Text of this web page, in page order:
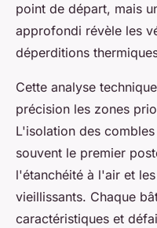
point de départ, mais
approfondi révèle les
déperditions
Cette analyse
précision les zones
L'isolation des
souvent le premier
l'étanchéité à l'air et
vieillissants. Chaque
caractéristiques et